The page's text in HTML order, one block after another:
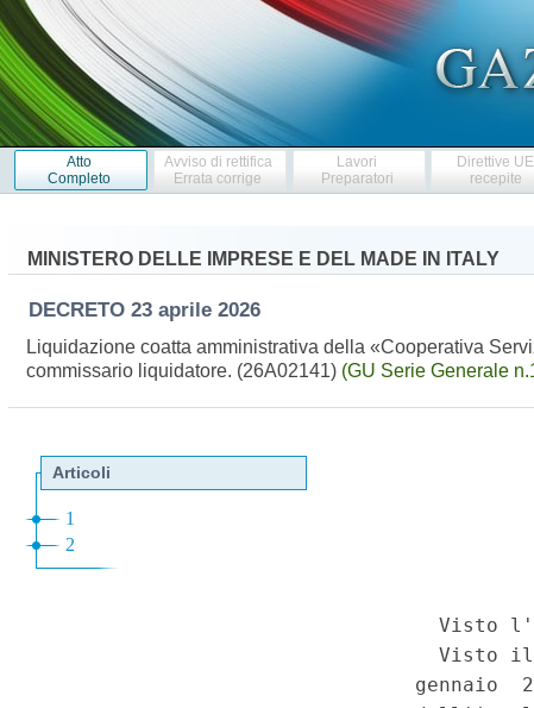
Atto
Completo
Avviso di rettifica
Errata corrige
Lavori
Preparatori
Direttive UE
recepite
MINISTERO DELLE IMPRESE E DEL MADE IN ITALY
DECRETO 23 aprile 2026
Liquidazione coatta amministrativa della «Cooperativa
commissario liquidatore. (26A02141) (GU Serie Generale